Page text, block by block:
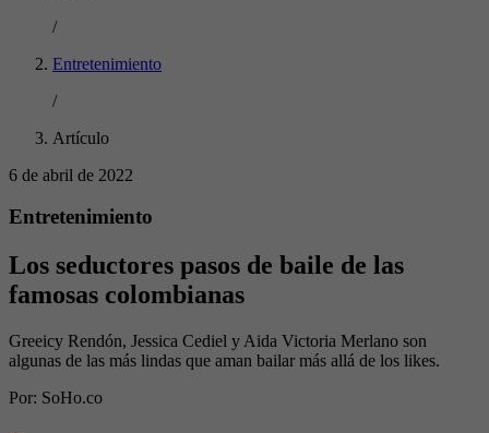
/
Entretenimiento
/
Artículo
6 de abril de 2022
Entretenimiento
Los seductores pasos de baile de las
famosas colombianas
Greeicy Rendón, Jessica Cediel y Aida Victoria Merlano son
algunas de las más lindas que aman bailar más allá de los likes.
Por: SoHo.co